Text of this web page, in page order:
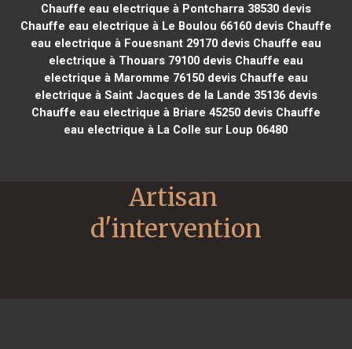
Chauffe eau electrique à Pontcharra 38530devis
Chauffe eau electrique à Le Boulou 66160devis Chauffe
eau electrique à Fouesnant 29170devis Chauffe eau
electrique à Thouars 79100devis Chauffe eau
electrique à Maromme 76150devis Chauffe eau
electrique à Saint Jacques de la Lande 35136devis
Chauffe eau electrique à Briare 45250devis Chauffe
eau electrique à La Colle sur Loup 06480
Artisan
d'intervention